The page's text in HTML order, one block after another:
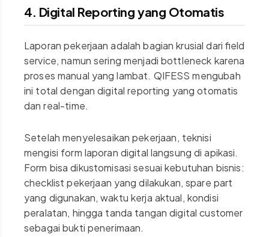
4. Digital Reporting yang Otomatis
Laporan pekerjaan adalah bagian krusial dari field
service, namun sering menjadi bottleneck karena
proses manual yang lambat. QIFESS mengubah
ini total dengan digital reporting yang otomatis
dan real-time.
Setelah menyelesaikan pekerjaan, teknisi
mengisi form laporan digital langsung di apikasi.
Form bisa dikustomisasi sesuai kebutuhan bisnis:
checklist pekerjaan yang dilakukan, spare part
yang digunakan, waktu kerja aktual, kondisi
peralatan, hingga tanda tangan digital customer
sebagai bukti penerimaan.